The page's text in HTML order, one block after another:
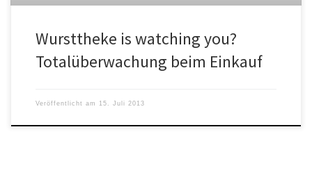
Wursttheke is watching you?
Totalüberwachung beim Einkauf
Veröffentlicht am 15. Juli 2013